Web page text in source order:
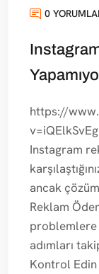
0
https://
Instagram
ancak
Reklam
problemlere
adımları
Kontrol